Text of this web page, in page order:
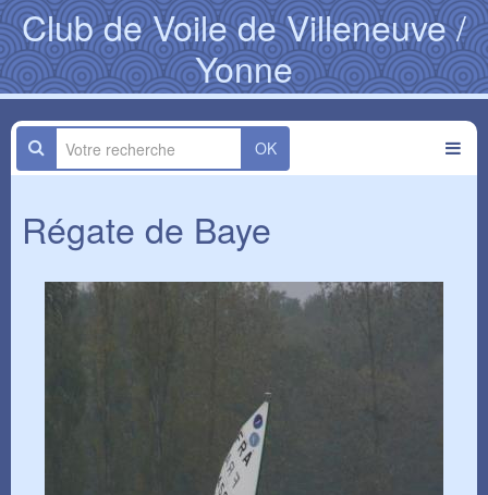
Club de Voile de Villeneuve /
Yonne
OK
Régate de Baye